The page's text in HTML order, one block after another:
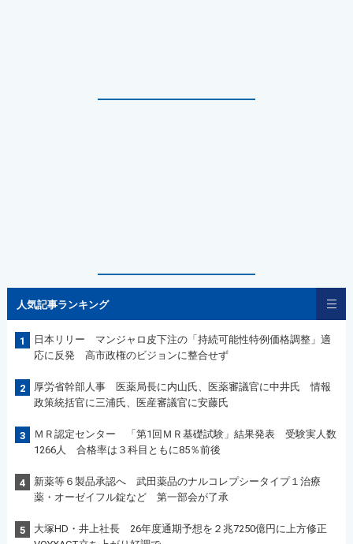
人気記事ランキング
1
日本リリー マンジャロ皮下注の「持続可能性特例価格調整」適
応に反発 高市政権のビジョンに整合せず
2
厚労省幹部人事 医薬局長に内山氏、医薬審議官に中井氏 情報
政策統括官に三浦氏、医産審議官に安藤氏
3
ＭＲ認定センター 「第1回ＭＲ基礎試験」結果発表 受験実人数
1266人 合格率は３科目ともに85％前後
4
新薬等６製品承認へ 武田薬品のナルコレプシータイプ１治療
薬・オーゼイフル錠など 第一部会が了承
5
大塚HD・井上社長 26年度通期予想を２兆7250億円に上方修正